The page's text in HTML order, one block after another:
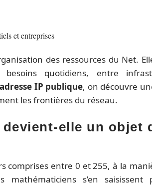
et entreprises
des ressources du Net.
quotidiens, entre
adresse IP publique, on découvre
les frontières du réseau.
elle un objet
comprises entre 0 et 255, à la
s’en saisissent